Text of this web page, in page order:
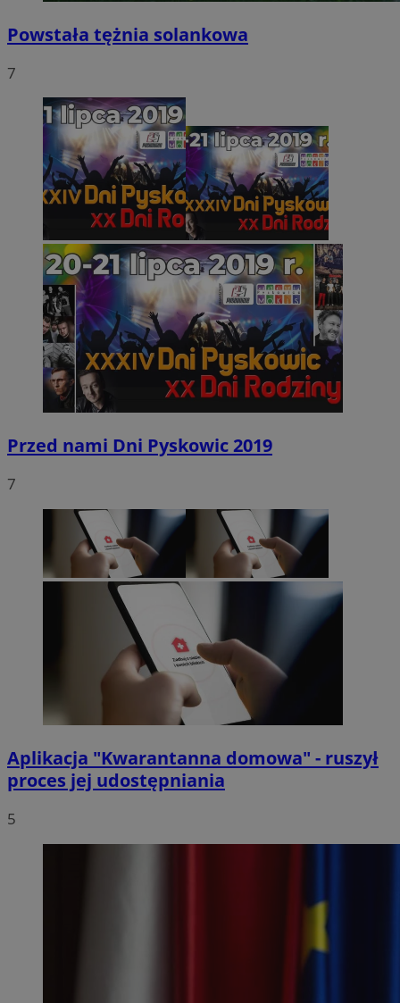
Powstała tężnia solankowa
7
Przed nami Dni Pyskowic 2019
7
Aplikacja "Kwarantanna domowa" - ruszył
proces jej udostępniania
5